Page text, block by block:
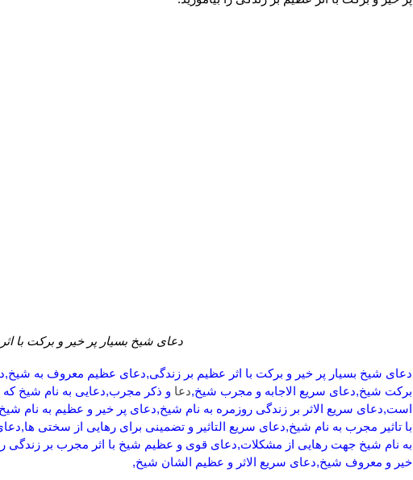
دعای شیخ بسیار پر خیر و برکت با
دعای شیخ بسیار پر خیر و برکت با اثر عظیم بر زندگی,دعای عظیم معروف به
برکت شیخ,دعای سریع الاجابه و مجرب شیخ,دعا و ذکر مجرب,دعایی به نام شیخ
است,دعای سریع الاثر بر زندگی روزمره به نام شیخ,دعای پر خیر و عظیم به نام
با تاثیر مجرب به نام شیخ,دعای سریع التاثیر و تضمینی برای رهایی از سختی
به نام شیخ جهت رهایی از مشکلات,دعای قوی و عظیم شیخ با اثر مجرب بر زندگی
خیر و معروف شیخ,دعای سریع الاثر و عظیم الشان شیخ,